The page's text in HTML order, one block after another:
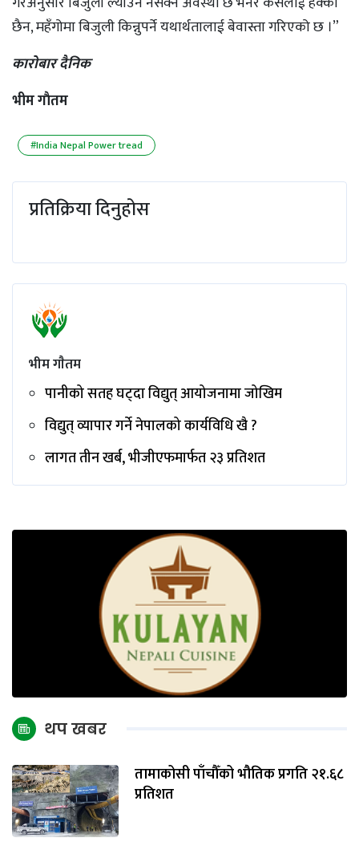
छैन, महँगोमा बिजुली किन्नुपर्ने यथार्थतालाई बेवास्ता गरिएको छ ।”
काराेबार दैनिक
भीम गाैतम
#India Nepal Power tread
प्रतिक्रिया दिनुहोस
भीम गाैतम
पानीको सतह घट्दा विद्युत् आयोजनामा जोखिम
विद्युत् व्यापार गर्ने नेपालको कार्यविधि खै ?
लागत तीन खर्ब, भीजीएफमार्फत २३ प्रतिशत
थप खबर
तामाकोसी पाँचौँको भौतिक प्रगति २१.६८
प्रतिशत